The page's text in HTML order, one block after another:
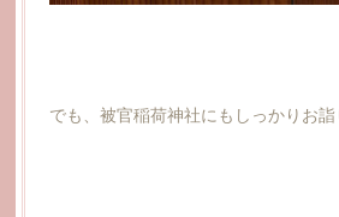
でも、被官稲荷神社にもしっかりお詣